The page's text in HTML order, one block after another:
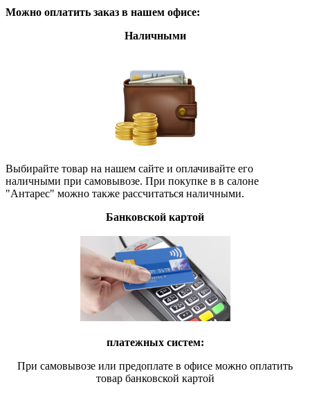
Можно оплатить заказ в нашем офисе:
Наличными
Выбирайте товар на нашем сайте и оплачивайте его
наличными при самовывозе. При покупке в в салоне
"Антарес" можно также рассчитаться наличными.
Банковской картой
платежных систем:
При самовывозе или предоплате в офисе можно оплатить
товар банковской картой